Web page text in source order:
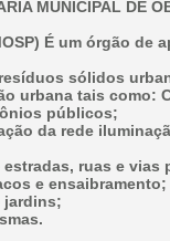
MUNICIPAL DE
É um órgão
sólidos
urbana tais como:
públicos;
da rede
ruas e vias
e ensaibramento;
jardins;